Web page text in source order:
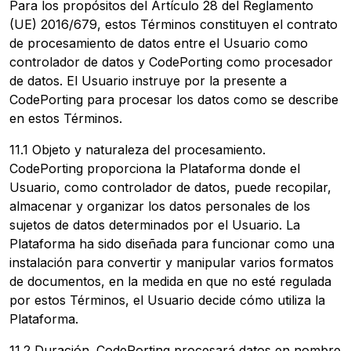
Para los propósitos del Artículo 28 del Reglamento
(UE) 2016/679, estos Términos constituyen el contrato
de procesamiento de datos entre el Usuario como
controlador de datos y CodePorting como procesador
de datos. El Usuario instruye por la presente a
CodePorting para procesar los datos como se describe
en estos Términos.
11.1 Objeto y naturaleza del procesamiento.
CodePorting proporciona la Plataforma donde el
Usuario, como controlador de datos, puede recopilar,
almacenar y organizar los datos personales de los
sujetos de datos determinados por el Usuario. La
Plataforma ha sido diseñada para funcionar como una
instalación para convertir y manipular varios formatos
de documentos, en la medida en que no esté regulada
por estos Términos, el Usuario decide cómo utiliza la
Plataforma.